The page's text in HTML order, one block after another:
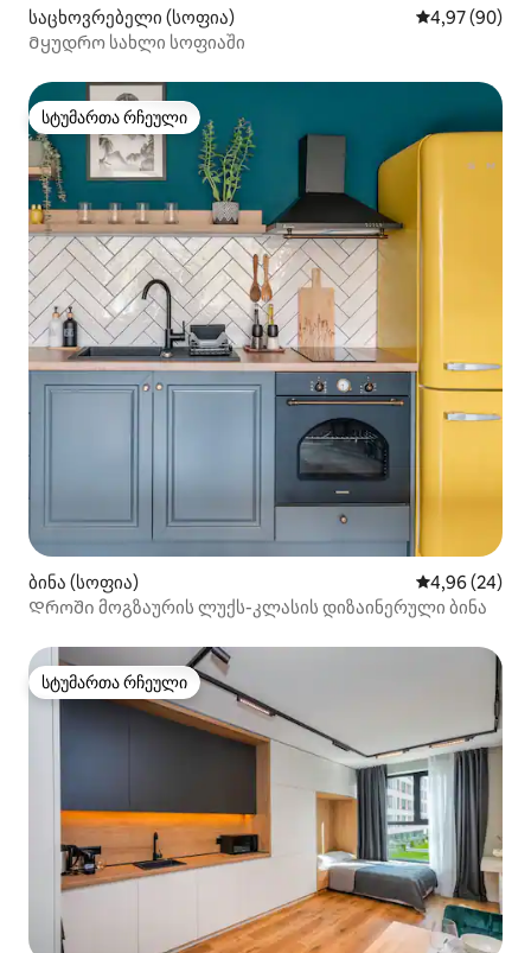
საცხოვრებელი (სოფია) საშუალო
4,97 (90)
Მყუდრო სახლი სოფიაში
სტუმართა რჩეული
სტუმართა რჩეული
ბინა (სოფია) საშუალო
4,96 (24)
Დროში მოგზაურის ლუქს-კლასის დიზაინერული ბინა
სტუმართა რჩეული
სტუმართა რჩეული